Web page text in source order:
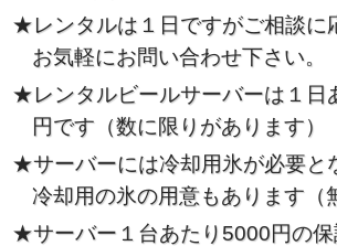
★レンタルは１日ですがご相談に
お気軽にお問い合わせ下さい。
★レンタルビールサーバーは１日
円です（数に限りがあります）
★サーバーには冷却用氷が必要と
冷却用の氷の用意もあります（
★サーバー１台あたり5000円の保